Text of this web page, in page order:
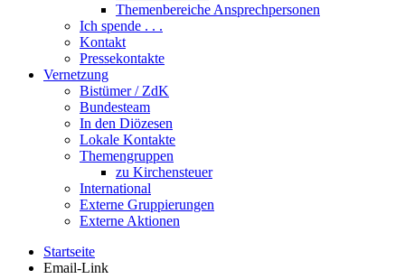
Themenbereiche Ansprechpersonen
Ich spende . . .
Kontakt
Pressekontakte
Vernetzung
Bistümer / ZdK
Bundesteam
In den Diözesen
Lokale Kontakte
Themengruppen
zu Kirchensteuer
International
Externe Gruppierungen
Externe Aktionen
Startseite
Email-Link